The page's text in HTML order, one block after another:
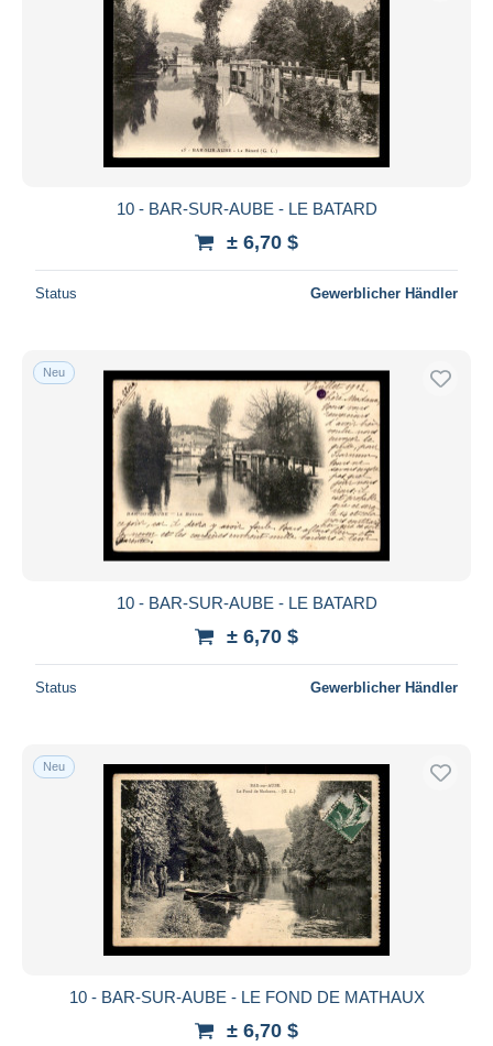
10 - BAR-SUR-AUBE - LE BATARD
± 6,70 $
Status Gewerblicher Händler
Neu
10 - BAR-SUR-AUBE - LE BATARD
± 6,70 $
Status Gewerblicher Händler
Neu
10 - BAR-SUR-AUBE - LE FOND DE MATHAUX
± 6,70 $